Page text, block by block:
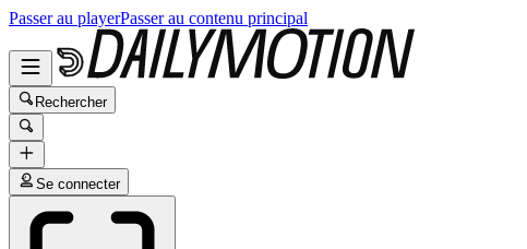
Passer au playerPasser au contenu principal
Rechercher
Se connecter